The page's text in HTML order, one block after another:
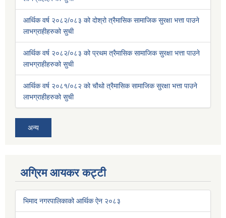
आर्थिक वर्ष २०८२/०८३ को दोश्रो त्रैमासिक सामाजिक सुरक्षा भत्ता पाउने
लाभग्राहीहरुको सुची
आर्थिक वर्ष २०८२/०८३ को प्रथम त्रैमासिक सामाजिक सुरक्षा भत्ता पाउने
लाभग्राहीहरुको सुची
आर्थिक वर्ष २०८१/०८२ को चौथो त्रैमासिक सामाजिक सुरक्षा भत्ता पाउने
लाभग्राहीहरुको सुची
अन्य
अग्रिम आयकर कट्टी
भिमाद नगरपालिकाको आर्थिक ऐन २०८३